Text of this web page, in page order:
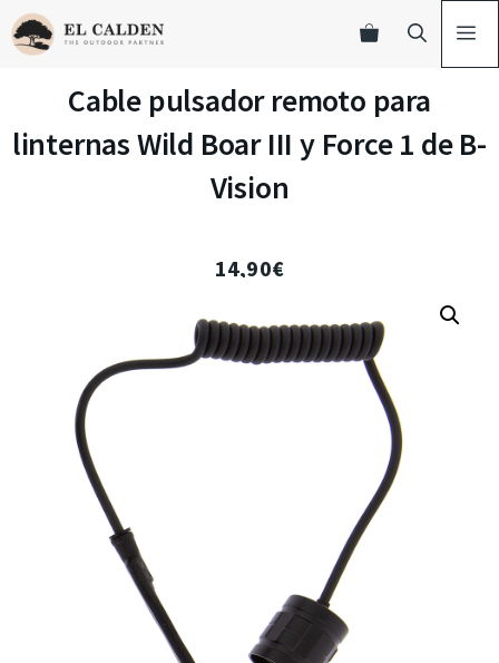
Cable pulsador remoto para
linternas Wild Boar III y Force 1 de B-
Vision
14,90€